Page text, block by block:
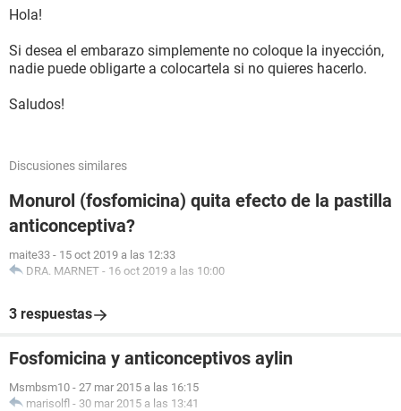
Hola!
Si desea el embarazo simplemente no coloque la inyección,
nadie puede obligarte a colocartela si no quieres hacerlo.
Saludos!
Discusiones similares
Monurol (fosfomicina) quita efecto de la pastilla
anticonceptiva?
maite33 - 15 oct 2019 a las 12:33
DRA. MARNET - 16 oct 2019 a las 10:00
3 respuestas
Fosfomicina y anticonceptivos aylin
Msmbsm10 - 27 mar 2015 a las 16:15
marisolfl - 30 mar 2015 a las 13:41